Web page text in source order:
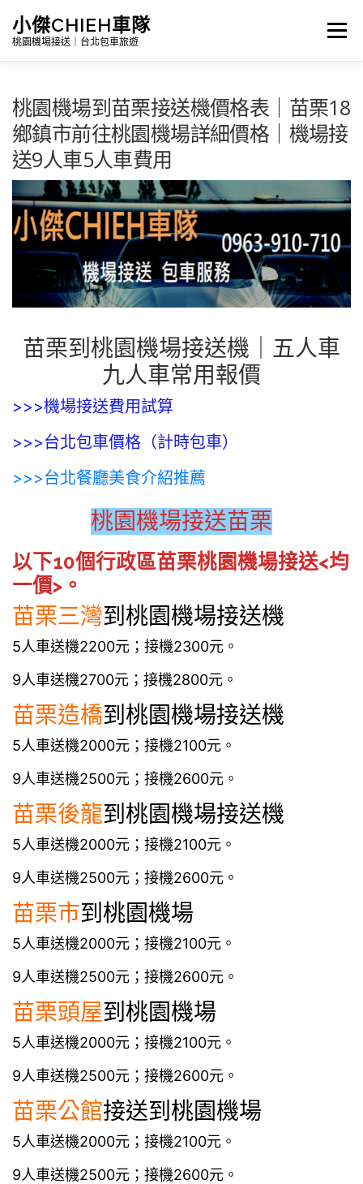
至
主
內
容
小傑CHIEH車隊
桃園機場接送｜台北包車旅遊
選單
Search
首頁 公告訊息｜最新消息
詳細報價|包車及機場接送
台灣景點介紹｜包車旅遊路線
桃園機場到苗栗接送機價格表｜苗栗18
鄉鎮市前往桃園機場詳細價格｜機場接
送9人車5人車費用
苗栗到桃園機場接送機｜五人車
九人車常用報價
>>>機場接送費用試算
>>>台北包車價格（計時包車）
>>>台北餐廳美食介紹推薦
桃園機場接送苗栗
以下10個行政區苗栗桃園機場接送<均
一價>。
苗栗三灣到桃園機場接送機
5人車送機2200元；接機2300元。
9人車送機2700元；接機2800元。
苗栗造橋到桃園機場接送機
5人車送機2000元；接機2100元。
9人車送機2500元；接機2600元。
苗栗後龍到桃園機場接送機
5人車送機2000元；接機2100元。
9人車送機2500元；接機2600元。
苗栗市到桃園機場
5人車送機2000元；接機2100元。
9人車送機2500元；接機2600元。
苗栗頭屋到桃園機場
5人車送機2000元；接機2100元。
9人車送機2500元；接機2600元。
苗栗公館接送到桃園機場
5人車送機2000元；接機2100元。
9人車送機2500元；接機2600元。